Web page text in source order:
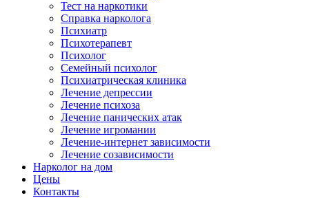
Тест на наркотики
Справка нарколога
Психиатр
Психотерапевт
Психолог
Семейный психолог
Психиатрическая клиника
Лечение депрессии
Лечение психоза
Лечение панических атак
Лечение игромании
Лечение-интернет зависимости
Лечение созависимости
Нарколог на дом
Цены
Контакты